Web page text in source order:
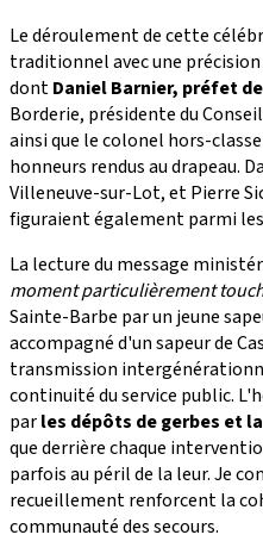
Le déroulement de cette
traditionnel avec une
dontDaniel Barnier, préfet
Borderie, présidente du
ainsi que le colonel hors-
honneurs rendus au drapeau.
Villeneuve-sur-Lot, et Pierre
figuraient également parmi
La lecture du message
moment particulièrement
Sainte-Barbe par un jeune
accompagné d'un sapeur de
transmission
continuité du service public.
parles dépôts de gerbes et
que derrière chaque
parfois au péril de la leur. Je
recueillement renforcent la
communauté des secours.